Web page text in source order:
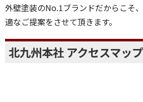
外壁塗装のNo.1ブランドだからこそ
適なご提案をさせて頂きます。
北九州本社 アクセスマップ